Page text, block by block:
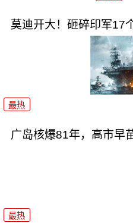
莫迪开大！砸碎印军17
最热
广岛核爆81年，高市早
最热